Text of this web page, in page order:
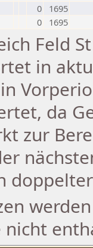
0
1695
0 1695
Feld
in
da
zur
nicht